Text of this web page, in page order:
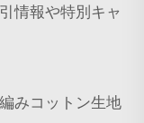
情報や特別キャ
みコットン生地